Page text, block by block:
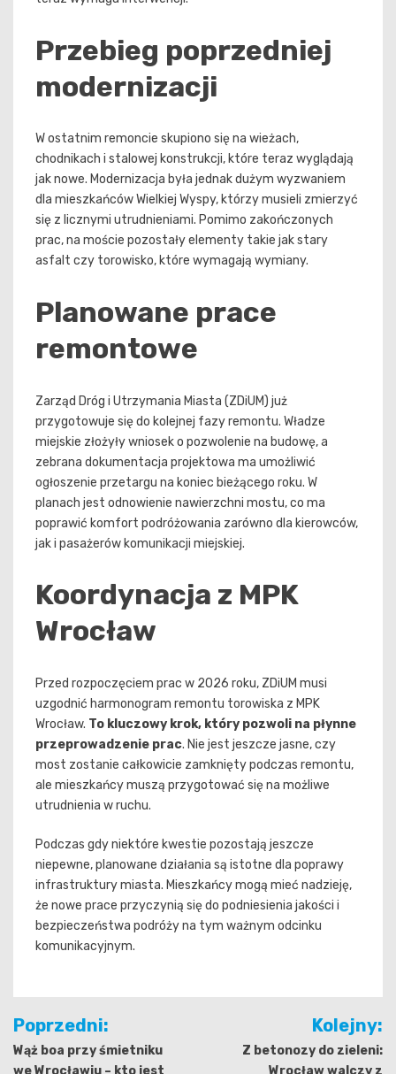
Przebieg poprzedniej
modernizacji
W ostatnim remoncie skupiono się na wieżach,
chodnikach i stalowej konstrukcji, które teraz wyglądają
jak nowe. Modernizacja była jednak dużym wyzwaniem
dla mieszkańców Wielkiej Wyspy, którzy musieli zmierzyć
się z licznymi utrudnieniami. Pomimo zakończonych
prac, na moście pozostały elementy takie jak stary
asfalt czy torowisko, które wymagają wymiany.
Planowane prace
remontowe
Zarząd Dróg i Utrzymania Miasta (ZDiUM) już
przygotowuje się do kolejnej fazy remontu. Władze
miejskie złożyły wniosek o pozwolenie na budowę, a
zebrana dokumentacja projektowa ma umożliwić
ogłoszenie przetargu na koniec bieżącego roku. W
planach jest odnowienie nawierzchni mostu, co ma
poprawić komfort podróżowania zarówno dla kierowców,
jak i pasażerów komunikacji miejskiej.
Koordynacja z MPK
Wrocław
Przed rozpoczęciem prac w 2026 roku, ZDiUM musi
uzgodnić harmonogram remontu torowiska z MPK
Wrocław. To kluczowy krok, który pozwoli na płynne
przeprowadzenie prac. Nie jest jeszcze jasne, czy
most zostanie całkowicie zamknięty podczas remontu,
ale mieszkańcy muszą przygotować się na możliwe
utrudnienia w ruchu.
Podczas gdy niektóre kwestie pozostają jeszcze
niepewne, planowane działania są istotne dla poprawy
infrastruktury miasta. Mieszkańcy mogą mieć nadzieję,
że nowe prace przyczynią się do podniesienia jakości i
bezpieczeństwa podróży na tym ważnym odcinku
komunikacyjnym.
Nawigacja
wpisu
Poprzedni:
Wąż boa przy śmietniku
we Wrocławiu – kto jest
Kolejny:
Z betonozy do zieleni:
Wrocław walczy z